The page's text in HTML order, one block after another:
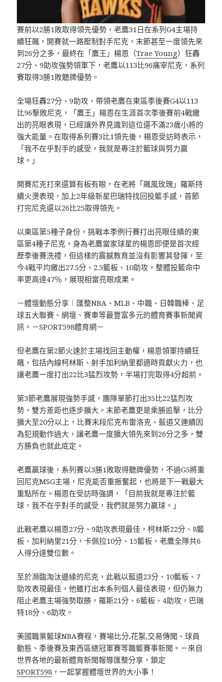
賽前以2勝1敗取得領先優勢，老鷹31日在系列G4主場持
續狂飆，開賽就一路壓制對手尼克，末節甚至一度領先來
到26分之多，最終在「鷹王」楊恩（Trae Young）狂轟
27分、9助攻強勢領軍下，老鷹以113比96痛宰尼克，系列
賽取得3勝1敗聽牌優勢。
全場狂轟27分、9助攻，帶領老鷹在東區季後賽G4以113
比96擊敗尼克，「鷹王」楊恩在生涯首次季後賽前4戰繳
出的亮眼表現，已經讓外界見識到這位還不滿23歲小將的
強大能量。在取得系列賽3比1領先後，楊恩受訪時表示，
「我不在乎對手的感受，我就是專注於籃球與努力贏
球。」
開賽尼克打來還算有板有眼，在老將「飆風玫瑰」羅斯持
續火燙表現，加上2年級新星巴瑞特找回投籃手感，首節
打完尼克還以26比25取得領先。
以東區第5種子身份，挑戰本季例行賽打出亮眼佳績的東
區第4種子尼克，身為老鷹當家球星的楊恩即便是首次經
歷季後賽洗禮，但這樣的震撼教育並沒有影響其發揮，至
今4戰平均繳出27.5分、2.5籃板、10助攻，整體投籃命中
率更高達47％，展現相當亮眼成果。
－體壇動態分享︱匯整NBA、MLB、中職、日韓職棒、足
球五大聯賽、網壇、賽車等最豐富多元的體育賽事新聞資
訊。－SPORT598體育網－
但老鷹在第2節火速於主場找回主動權，楊恩領軍持續狂
飆，包括內線柯林斯、射手加利納里都適時貢獻火力，也
讓老鷹一度打出22比3猛烈攻勢，半場打完取得4分超前。
第3節老鷹展現強勢手感，團隊單節打出35比22猛烈攻
勢，雙方差距也逐步擴大。末節老鷹更是乘勝追擊，比分
擴大至20分以上，比賽末段尼克布雷洛克、藍道又連續因
為犯規動作過大，讓老鷹一度擴大領先來到26分之多，雙
方勝負也就此底定。
老鷹贏球後，系列賽以3勝1敗取得聽牌優勢，不過G5將重
回尼克MSG主場，尼克能否重振奮起，也將是下一戰最大
重點所在。楊恩在受訪時強調，「目前我就是專注於籃
球，我不在乎對手的感受，我們就是努力贏球。」
此戰老鷹以楊恩27分、9助攻表現最佳，柯林斯22分、8籃
板、加利納里21分，卡佩拉10分、15籃板，老鷹全隊共6
人得分達雙位數。
至於瀕臨淘汰邊緣的尼克，此戰以藍道23分、10籃板、7
助攻表現最佳，他雖打出本系列個人最佳表現，但仍無力
阻止老鷹主場強勢取勝，羅斯21分、6籃板、4助攻，巴瑞
特18分、6助攻。
美國職業籃球NBA賽程，賽場比分,花絮,交易傳聞、球員
動態、季後賽及東西區總冠軍賽等職籃賽事新聞。－來自
世界各地的最新體育新聞報導匯整分享，鎖定
SPORT598 ，一起掌握體壇世界的大小事！